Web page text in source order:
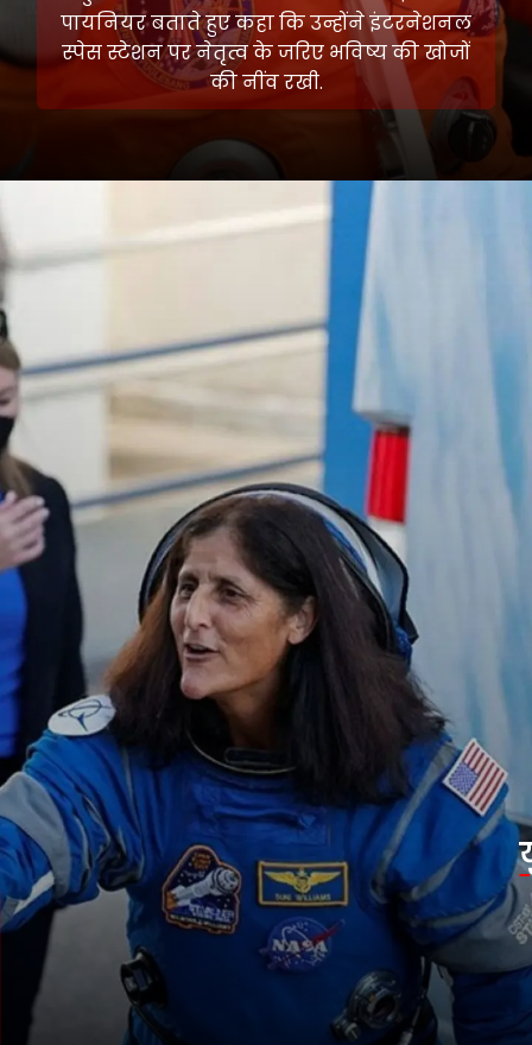
युग का अंत
लो अर्थ ऑर्बिट में कमर्शियल मिशनों से लेकर
आर्टेमिस चंद्र मिशन और मंगल की तैयारी तक,
विलियम्स का योगदान निर्णायक रहा है. NASA ने
उनके रिटायरमेंट को विज्ञान और तकनीक के लिए
एक युग के अंत के रूप में देखा.